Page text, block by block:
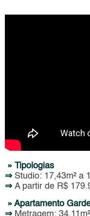
» Tipologias
⇒ Studio: 17,43m² a
⇒ A partir de R$
» Apartamento
⇒ Metragem: